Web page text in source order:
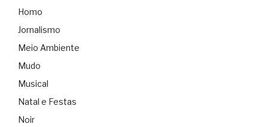
Homo
Jornalismo
Meio Ambiente
Mudo
Musical
Natal e Festas
Noir